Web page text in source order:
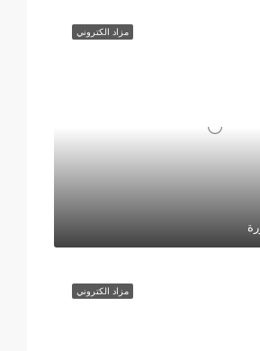
مزاد الكتروني
مزاد الكتروني